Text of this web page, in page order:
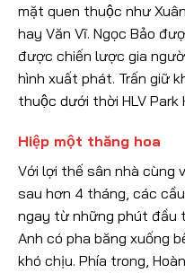
mặt quen thuộc như
hay Văn Vĩ. Ngọc Bảo
được chiến lược gia
hình xuất phát. Trấn giữ
thuộc dưới thời HLV Park
Hiệp một thăng hoa
Với lợi thế sân nhà cùng
sau hơn 4 tháng, các
ngay từ những phút đầu
Anh có pha băng xuống
khó chịu. Phía trong,